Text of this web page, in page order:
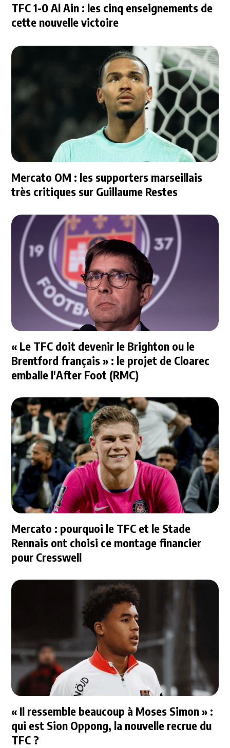
TFC 1-0 Al Ain : les cinq enseignements de
cette nouvelle victoire
Mercato OM : les supporters marseillais
très critiques sur Guillaume Restes
« Le TFC doit devenir le Brighton ou le
Brentford français » : le projet de Cloarec
emballe l'After Foot (RMC)
Mercato : pourquoi le TFC et le Stade
Rennais ont choisi ce montage financier
pour Cresswell
« Il ressemble beaucoup à Moses Simon » :
qui est Sion Oppong, la nouvelle recrue du
TFC ?